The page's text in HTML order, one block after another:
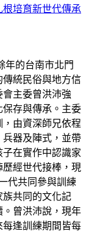
培育新世代傳承
年的台南市北門
統民俗與地方信
主委曾洪沛強
存與傳承。主委
由資深師兄依程
器及陣式，並帶
在實作中認識家
經世代接棒，現
代共同參與訓練
共同的文化記
曾洪沛說，現年
每逢訓練期間皆每